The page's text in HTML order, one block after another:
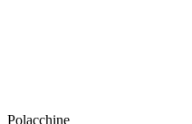
Polacchine